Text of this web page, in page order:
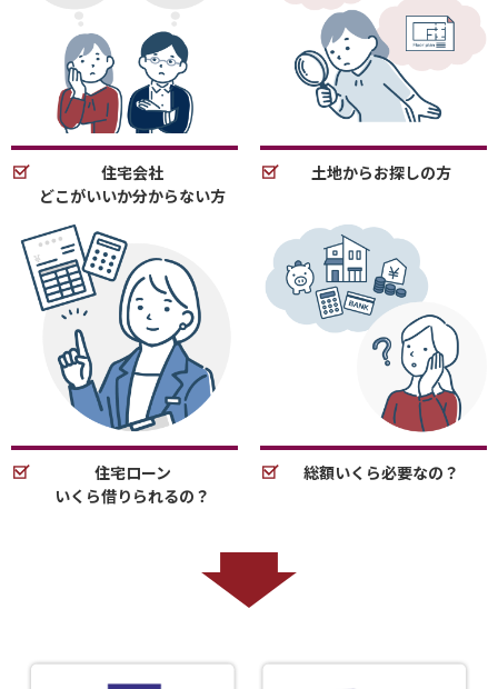
住宅会社
どこがいいか分からない方
土地からお探しの方
住宅ローン
いくら借りられるの？
総額いくら必要なの？